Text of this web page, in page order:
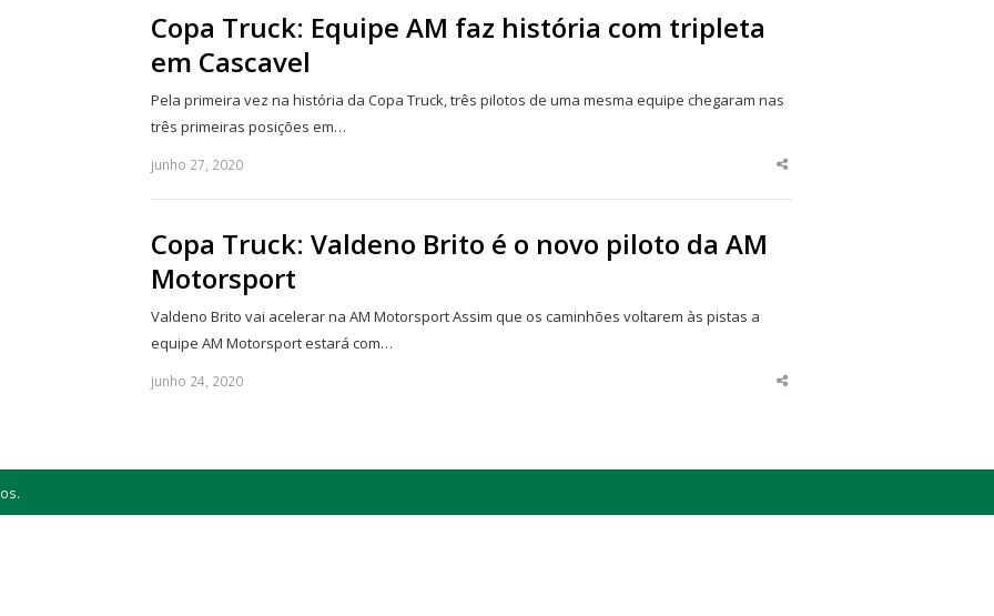
Copa Truck: Equipe AM faz história com tripleta
em Cascavel
Pela primeira vez na história da Copa Truck, três pilotos de uma mesma equipe chegaram nas
três primeiras posições em…
junho 27, 2020
Share
Copa Truck: Valdeno Brito é o novo piloto da AM
Motorsport
Valdeno Brito vai acelerar na AM Motorsport Assim que os caminhões voltarem às pistas a
equipe AM Motorsport estará com…
junho 24, 2020
Share